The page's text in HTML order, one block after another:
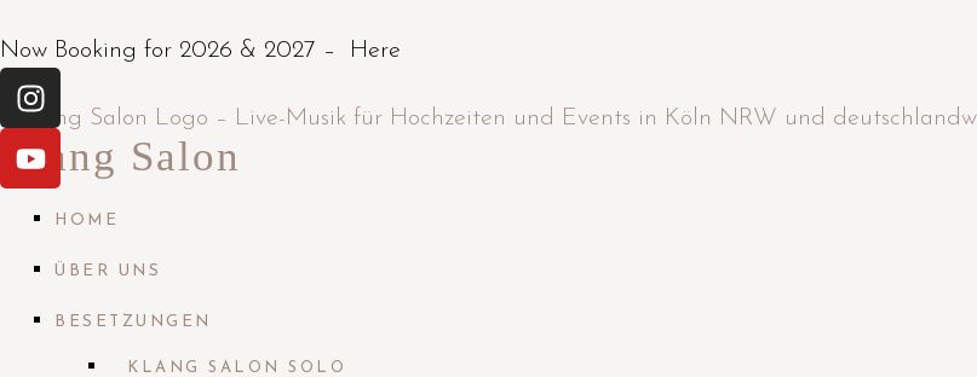
Now Booking for 2026 & 2027 – Here
Klang Salon
HOME
ÜBER UNS
BESETZUNGEN
KLANG SALON SOLO